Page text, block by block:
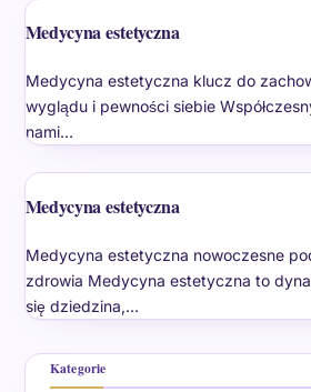
Medycyna estetyczna
Medycyna estetyczna klucz do
wyglądu i pewności siebie
nami…
Medycyna estetyczna
Medycyna estetyczna nowoczesne
zdrowia Medycyna estetyczna to
się dziedzina,…
Kategorie